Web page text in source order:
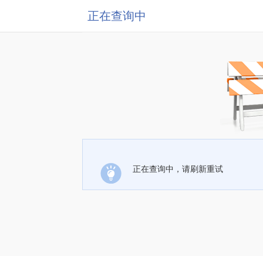
正在查询中
正在查询中，请刷新重试